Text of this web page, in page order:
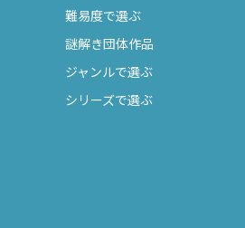
難易度で選ぶ
謎解き団体作品
ジャンルで選ぶ
シリーズで選ぶ